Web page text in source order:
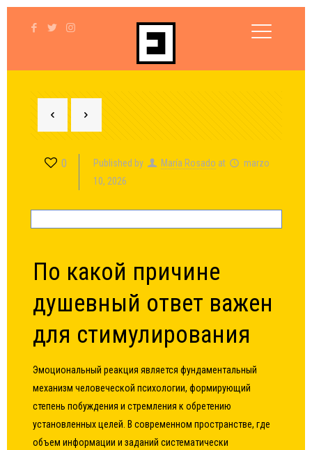
0 Published by María Rosado at
marzo
10, 2026
По какой причине
душевный ответ важен
для стимулирования
Эмоциональный реакция является фундаментальный
механизм человеческой психологии, формирующий
степень побуждения и стремления к обретению
установленных целей. В современном пространстве, где
объем информации и заданий систематически